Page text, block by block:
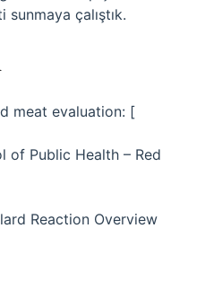
sunmaya çalıştık.
meat evaluation: [
of Public Health – Red
Reaction Overview